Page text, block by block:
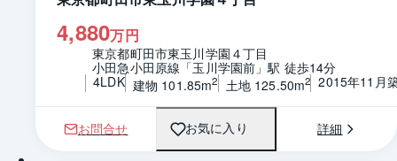
4,880万円
東京都町田市東玉川学園４丁目
小田急小田原線「玉川学園前」駅 徒歩14分
4LDK 建物 101.85m2 土地 125.50m2 2015年11月
お問合せ お気に入り 詳細
1 / 0 間取り